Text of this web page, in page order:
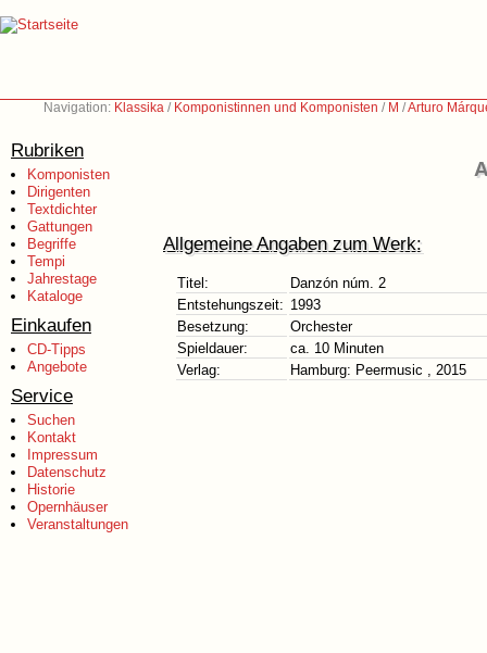
Navigation: Klassika / Komponistinnen und Komponisten / M /Arturo
Rubriken
Komponisten
Dirigenten
Textdichter
Gattungen
Begriffe
Tempi
Jahrestage
Kataloge
Einkaufen
CD-Tipps
Angebote
Service
Suchen
Kontakt
Impressum
Datenschutz
Historie
Opernhäuser
Veranstaltungen
Allgemeine Angaben zum Werk:
Titel:
Danzón núm. 2
Entstehungszeit: 1993
Besetzung:
Orchester
Spieldauer:
ca. 10 Minuten
Verlag:
Hamburg: Peermusic , 2015